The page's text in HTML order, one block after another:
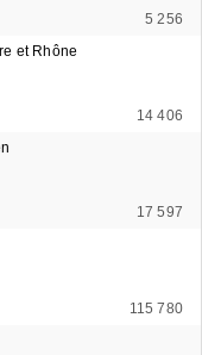
5 256
et Rhône
14 406
17 597
115 780